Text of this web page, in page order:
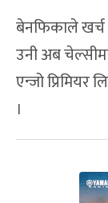
बेनफिकाले खर्च
उनी अब
एन्जो
।